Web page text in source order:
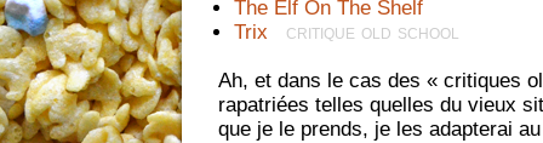
The Elf On The Shelf
Trix
  critique old school
Ah, et dans le cas des « critiques
rapatriées telles quelles du vieux
que je le prends, je les adapterai